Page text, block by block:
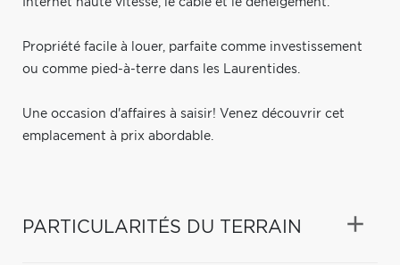
Internet haute vitesse, le câble et le déneigement.
Propriété facile à louer, parfaite comme investissement
ou comme pied-à-terre dans les Laurentides.
Une occasion d'affaires à saisir! Venez découvrir cet
emplacement à prix abordable.
PARTICULARITÉS DU TERRAIN